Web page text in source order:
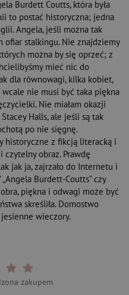
Burdett Coutts, która była
to postać historyczna; jedna
Angela, jeśli można tak
ofiar stalkingu. Nie znajdziemy
można by się oprzeć; z
mieć nic do
dla równowagi, kilka kobiet,
nie musi być taka piękna
Nie miałam okazji
Halls, ale jeśli są tak
po nie sięgnę.
historyczne z fikcją literacką i
czytelny obraz. Prawdę
jak ja, zajrzało do Internetu i
„Angela Burdett-Coutts” czy
piękna i odwagi może być
skreśliła. Domostwo
wieczory.
Twoja ocena: Arcydzieło
Twoja ocena: Wybitna 9/10"
ocena: Rewelacyjna 8/10"
Bardzo dobra 7/10"
Dobra 6/10"
5/10"
4/10"
10"
zakupem